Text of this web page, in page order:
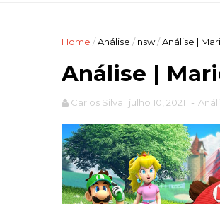
Home /Análise / nsw/Análise |
Análise |
Carlos Silva julho 10, 2021 -